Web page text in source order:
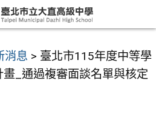
消息 > 臺北市115年度中等學
_通過複審面談名單與核定